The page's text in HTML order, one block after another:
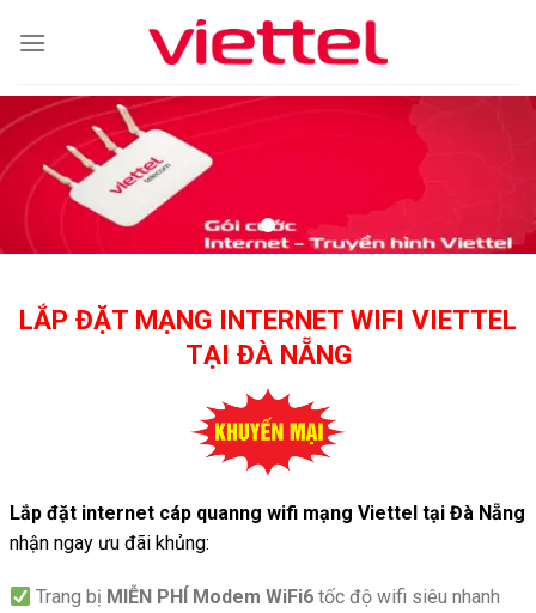
LẮP ĐẶT MẠNG INTERNET WIFI VIETTEL
TẠI ĐÀ NẴNG
Lắp đặt internet cáp quanng wifi mạng Viettel tại Đà Nẵng
nhận ngay ưu đãi khủng:
Trang bị MIỄN PHÍ Modem WiFi6 tốc độ wifi siêu nhanh